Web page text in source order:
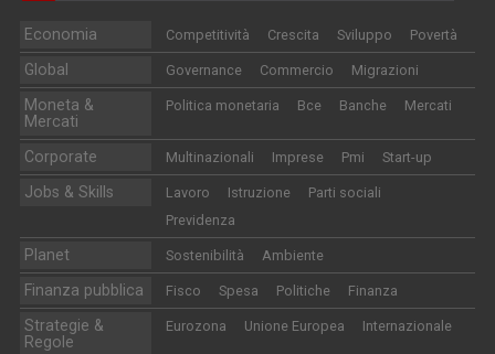
Economia Competitività Crescita Sviluppo Povertà
Global Governance Commercio Migrazioni
Moneta &
Mercati
Politica monetaria Bce Banche Mercati
Corporate Multinazionali Imprese Pmi Start-up
Jobs & Skills Lavoro Istruzione
Parti sociali
Previdenza
Planet Sostenibilità Ambiente
Finanza pubblica Fisco Spesa Politiche Finanza
Strategie &
Regole
Eurozona Unione Europea Internazionale